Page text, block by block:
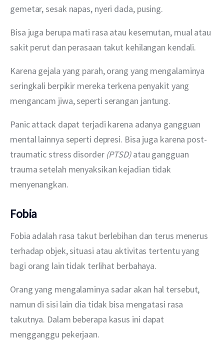
gemetar, sesak napas, nyeri dada, pusing.
Bisa juga berupa mati rasa atau kesemutan, mual atau
sakit perut dan perasaan takut kehilangan kendali.
Karena gejala yang parah, orang yang mengalaminya
seringkali berpikir mereka terkena penyakit yang
mengancam jiwa, seperti serangan jantung.
Panic attack dapat terjadi karena adanya gangguan
mental lainnya seperti depresi. Bisa juga karena post-
traumatic stress disorder (PTSD) atau gangguan
trauma setelah menyaksikan kejadian tidak
menyenangkan.
Fobia
Fobia adalah rasa takut berlebihan dan terus menerus
terhadap objek, situasi atau aktivitas tertentu yang
bagi orang lain tidak terlihat berbahaya.
Orang yang mengalaminya sadar akan hal tersebut,
namun di sisi lain dia tidak bisa mengatasi rasa
takutnya. Dalam beberapa kasus ini dapat
mengganggu pekerjaan.